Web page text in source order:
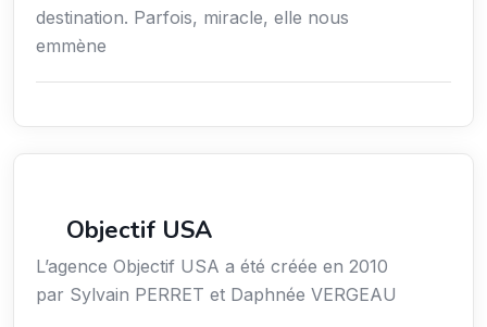
destination. Parfois, miracle, elle nous
emmène
Objectif USA
L’agence Objectif USA a été créée en 2010
par Sylvain PERRET et Daphnée VERGEAU